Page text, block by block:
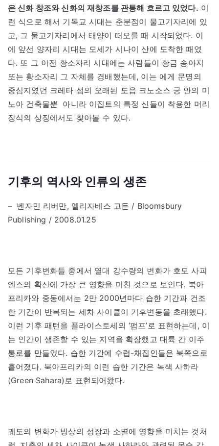
은 신화 창조와 신화의 재창조를 관통해 흐르고 있었다. 이
런 식으로 해서 기독교 시대는 춘분점이 물고기자리에 있
고, 그 물고기자리에서 태양이 떠오를 때 시작되었다. 이
에 앞선 양자리 시대는 모세가 시나이 산에 도착한 때였
다. 또 그 이전 황소자리 시대에는 사람들이 황금 송아지
또는 황소자리 그 자체를 경배했는데, 이는 에게 문명의
중심지였던 크레타 섬의 오래된 도읍 크노소스 궁 안의 미
노아 건축물뿐 아니라 이집트의 특정 신들이 착용한 머리
장식의 상징에서도 찾아볼 수 있다.
기후의 역사와 인류의 생존
– 벤자민 리버만, 엘리자베스 고든 / Bloomsbury
Publishing / 2008.01.25
모든 기후변화들 중에서 열대 강수량의 변화가 호모 사피
엔스의 확산에 가장 큰 영향을 미친 것으로 보인다. 북아
프리카와 중동에서는 2만 2000년마다 습한 기간과 건조
한 기간이 반복되는 세차 사이클이 기후변동을 초래했다.
이런 기후 패턴을 플라이스토세의 ‘펌프’로 표현하는데, 이
는 인간이 생존할 수 있는 지역을 확장했고 대륙 간 이주
통로를 만들었다. 습한 기간에 수렵-채집인들은 북쪽으로
흩어졌다. 북아프리카의 이런 습한 기간은 녹색 사하라
(Green Sahara)로 표현되어왔다.
궤도의 변화가 빙상의 성장과 소멸에 영향을 미치는 것처